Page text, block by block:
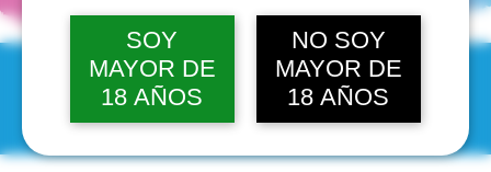
SOY
MAYOR DE
18 AÑOS
NO SOY
MAYOR DE
18 AÑOS
© 2025 by Scantastic.